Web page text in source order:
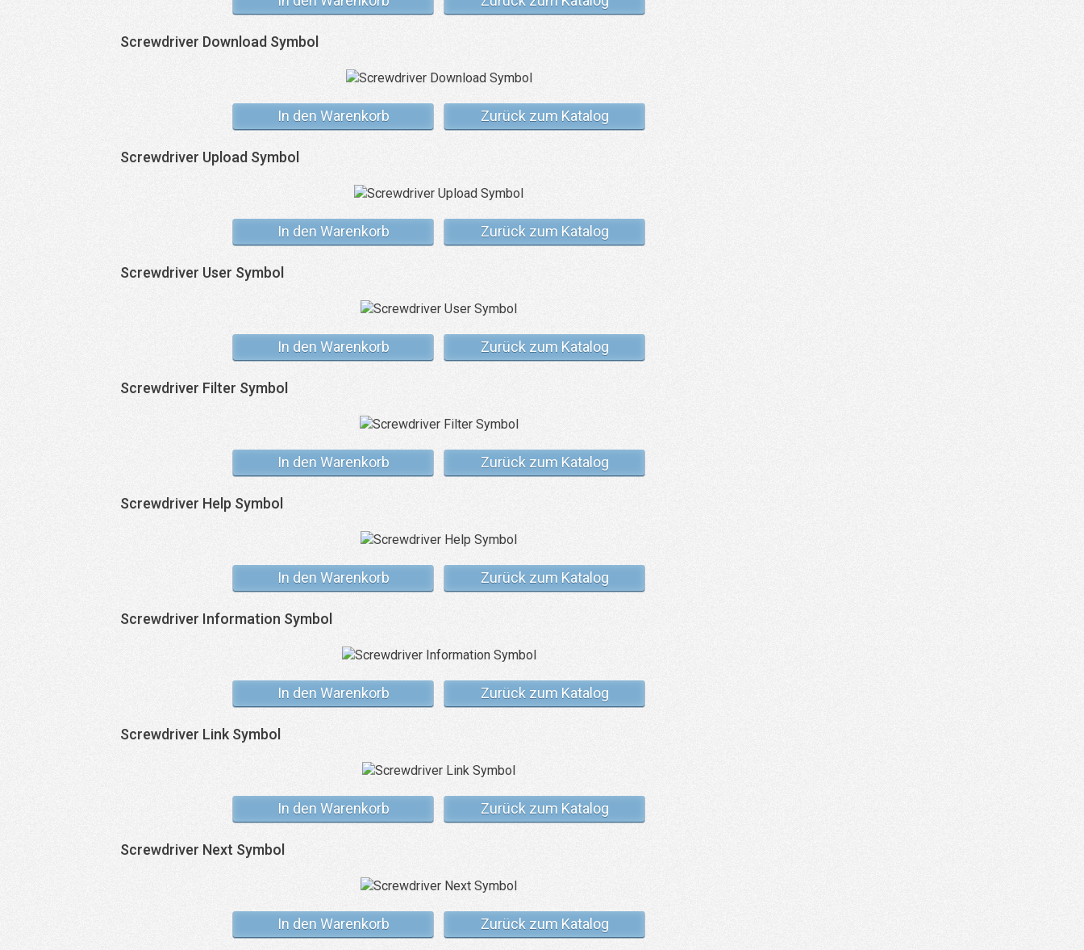
Screwdriver Download Symbol
In den Warenkorb Zurück zum Katalog
Screwdriver Upload Symbol
In den Warenkorb Zurück zum Katalog
Screwdriver User Symbol
In den Warenkorb Zurück zum Katalog
Screwdriver Filter Symbol
In den Warenkorb Zurück zum Katalog
Screwdriver Help Symbol
In den Warenkorb Zurück zum Katalog
Screwdriver Information Symbol
In den Warenkorb Zurück zum Katalog
Screwdriver Link Symbol
In den Warenkorb Zurück zum Katalog
Screwdriver Next Symbol
In den Warenkorb Zurück zum Katalog